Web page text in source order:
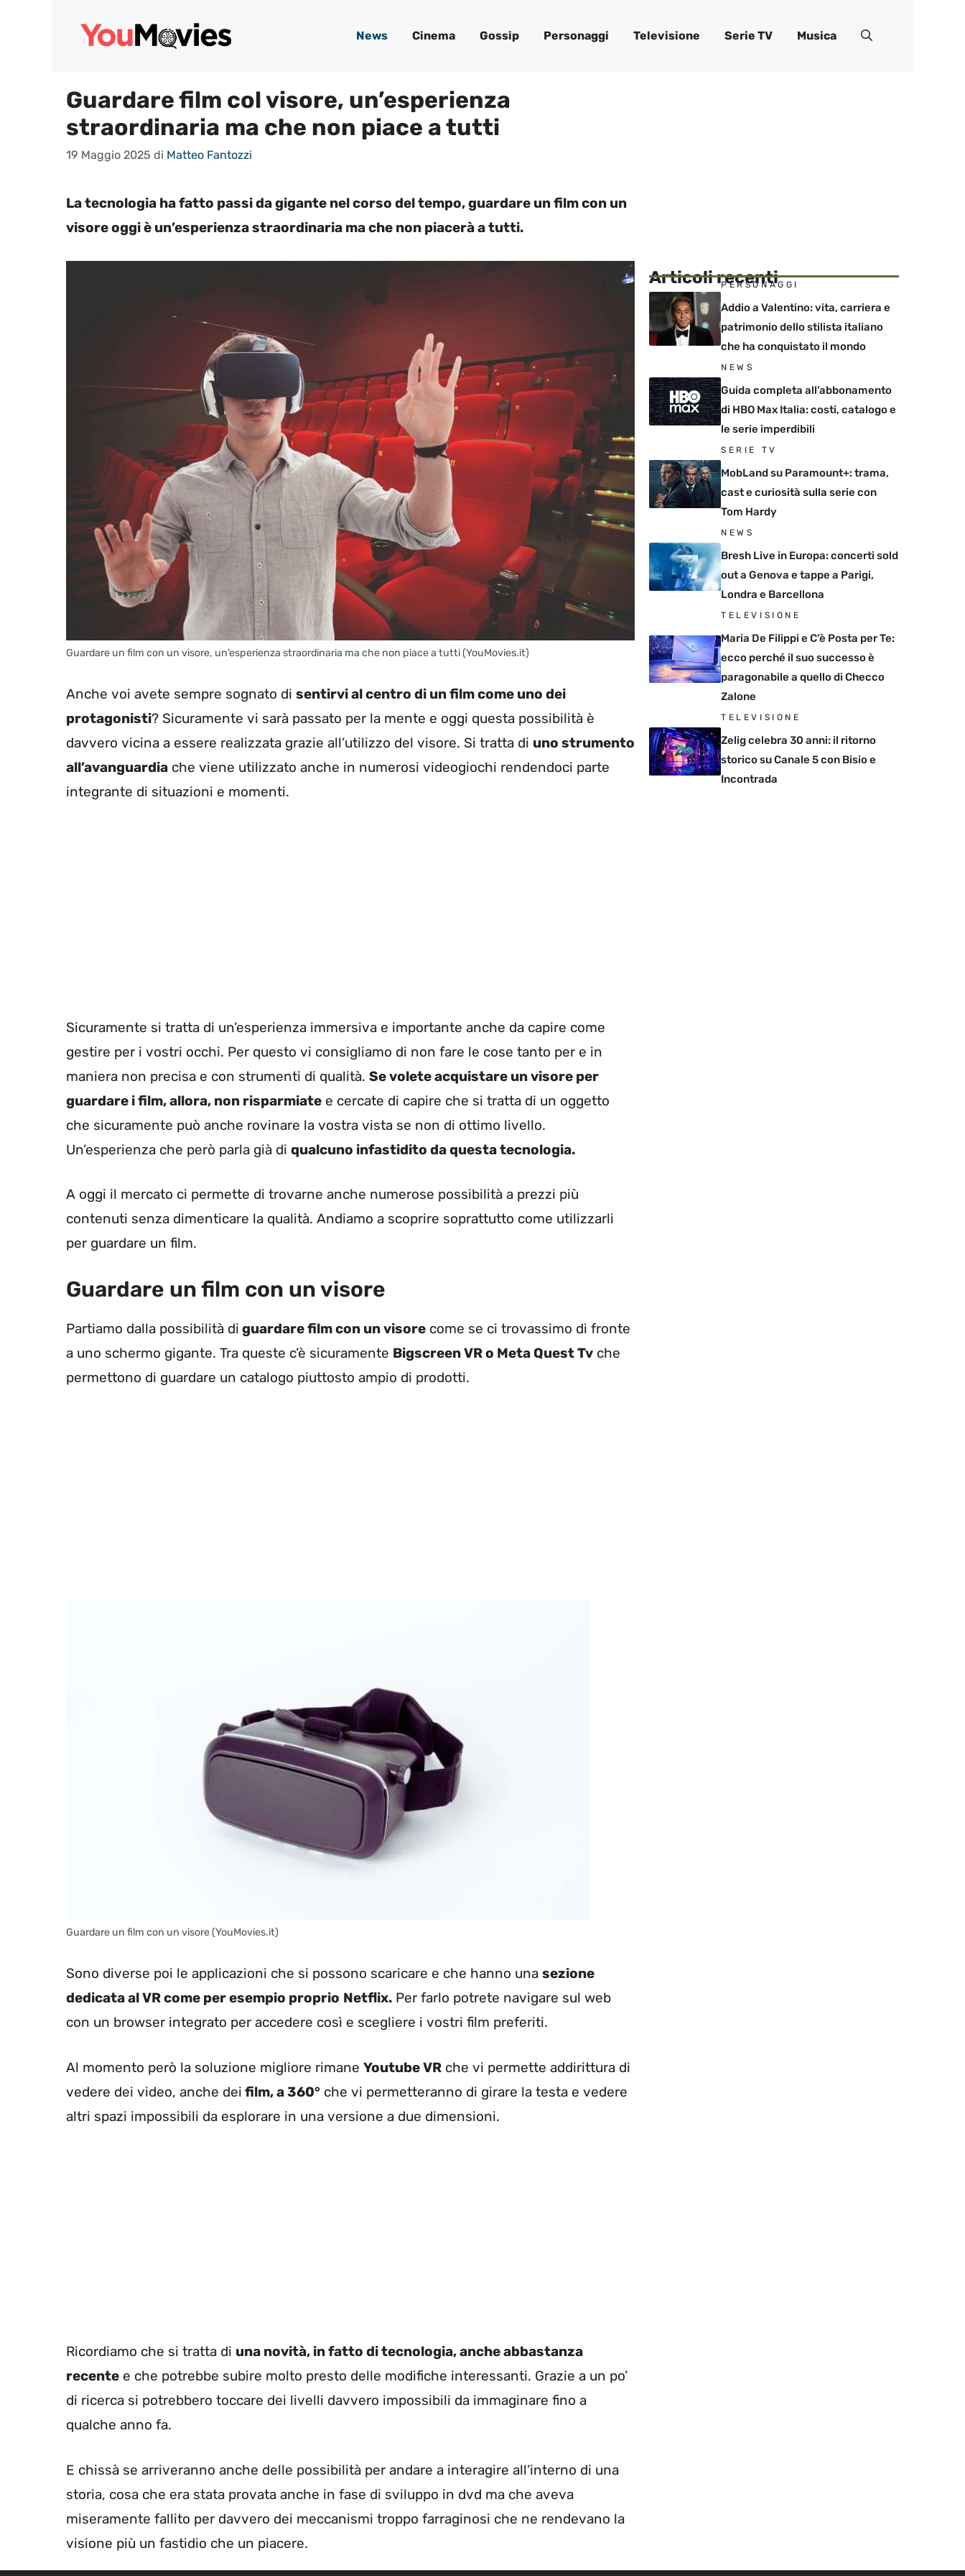
News Cinema Gossip Personaggi Televisione Serie TV Musica
Guardare film col visore, un’esperienza
straordinaria ma che non piace a tutti
19 Maggio 2025 di Matteo Fantozzi
La tecnologia ha fatto passi da gigante nel corso del tempo, guardare un film con un
visore oggi è un’esperienza straordinaria ma che non piacerà a tutti.
Guardare un film con un visore, un’esperienza straordinaria ma che non piace a tutti (YouMovies.it)
Anche voi avete sempre sognato di sentirvi al centro di un film come uno dei
protagonisti? Sicuramente vi sarà passato per la mente e oggi questa possibilità è
davvero vicina a essere realizzata grazie all’utilizzo del visore. Si tratta di uno strumento
all’avanguardia che viene utilizzato anche in numerosi videogiochi rendendoci parte
integrante di situazioni e momenti.
Sicuramente si tratta di un’esperienza immersiva e importante anche da capire come
gestire per i vostri occhi. Per questo vi consigliamo di non fare le cose tanto per e in
maniera non precisa e con strumenti di qualità. Se volete acquistare un visore per
guardare i film, allora, non risparmiate e cercate di capire che si tratta di un oggetto
che sicuramente può anche rovinare la vostra vista se non di ottimo livello.
Un’esperienza che però parla già di qualcuno infastidito da questa tecnologia.
A oggi il mercato ci permette di trovarne anche numerose possibilità a prezzi più
contenuti senza dimenticare la qualità. Andiamo a scoprire soprattutto come utilizzarli
per guardare un film.
Guardare un film con un visore
Partiamo dalla possibilità di guardare film con un visore come se ci trovassimo di fronte
a uno schermo gigante. Tra queste c’è sicuramente Bigscreen VR o Meta Quest Tv che
permettono di guardare un catalogo piuttosto ampio di prodotti.
Guardare un film con un visore (YouMovies.it)
Sono diverse poi le applicazioni che si possono scaricare e che hanno una sezione
dedicata al VR come per esempio proprio Netflix. Per farlo potrete navigare sul web
con un browser integrato per accedere così e scegliere i vostri film preferiti.
Al momento però la soluzione migliore rimane Youtube VR che vi permette addirittura di
vedere dei video, anche dei film, a 360° che vi permetteranno di girare la testa e vedere
altri spazi impossibili da esplorare in una versione a due dimensioni.
Ricordiamo che si tratta di una novità, in fatto di tecnologia, anche abbastanza
recente e che potrebbe subire molto presto delle modifiche interessanti. Grazie a un po’
di ricerca si potrebbero toccare dei livelli davvero impossibili da immaginare fino a
qualche anno fa.
E chissà se arriveranno anche delle possibilità per andare a interagire all’interno di una
storia, cosa che era stata provata anche in fase di sviluppo in dvd ma che aveva
miseramente fallito per davvero dei meccanismi troppo farraginosi che ne rendevano la
visione più un fastidio che un piacere.
Articoli recenti
PERSONAGGI
Addio a Valentino: vita, carriera e
patrimonio dello stilista italiano
che ha conquistato il mondo
NEWS
Guida completa all’abbonamento
di HBO Max Italia: costi, catalogo e
le serie imperdibili
SERIE TV
MobLand su Paramount+: trama,
cast e curiosità sulla serie con
Tom Hardy
NEWS
Bresh Live in Europa: concerti sold
out a Genova e tappe a Parigi,
Londra e Barcellona
TELEVISIONE
Maria De Filippi e C’è Posta per Te:
ecco perché il suo successo è
paragonabile a quello di Checco
Zalone
TELEVISIONE
Zelig celebra 30 anni: il ritorno
storico su Canale 5 con Bisio e
Incontrada